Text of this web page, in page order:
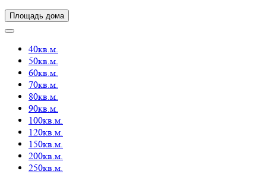
Площадь дома
40кв.м.
50кв.м.
60кв.м.
70кв.м.
80кв.м.
90кв.м.
100кв.м.
120кв.м.
150кв.м.
200кв.м.
250кв.м.